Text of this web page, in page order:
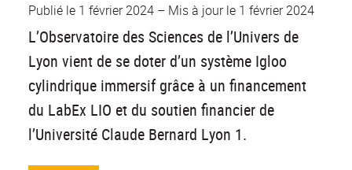
Publié le 1 février 2024 – Mis à jour le 1 février 2024
L’Observatoire des Sciences de l’Univers de
Lyon vient de se doter d’un système Igloo
cylindrique immersif grâce à un financement
du LabEx LIO et du soutien financier de
l’Université Claude Bernard Lyon 1.